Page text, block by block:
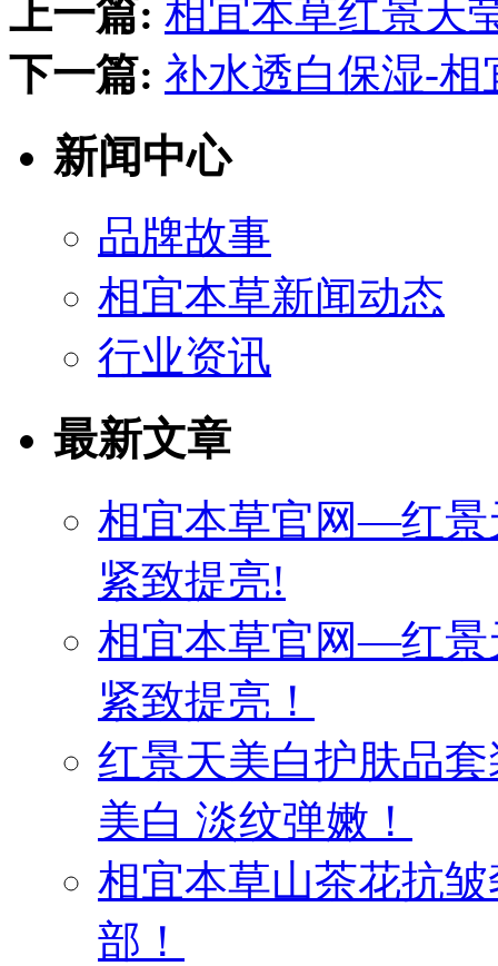
上一篇: 相宜本草红景天
下一篇: 补水透白保湿-
新闻中心
品牌故事
相宜本草新闻动态
行业资讯
最新文章
相宜本草官网—红景
紧致提亮!
相宜本草官网—红景
紧致提亮！
红景天美白护肤品
美白 淡纹弹嫩！
相宜本草山茶花抗
部！